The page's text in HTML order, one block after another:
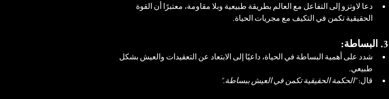
دعا لاوتزو إلى التفاعل مع العالم بطريقة طبيعية وبلا مقاومة، معتبرًا أن القوة
الحقيقية تكمن في التكيف مع مجريات الحياة.
3. البساطة:
شدد على أهمية البساطة في الحياة، داعيًا إلى الابتعاد عن التعقيدات والعيش بشكل
طبيعي.
قال: "الحكمة الحقيقية تكمن في العيش ببساطة."